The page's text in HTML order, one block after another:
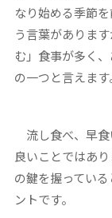
なり始める季節
う言葉がありま
む」食事が多く
の一つと言えます
流し食べ、早食
良いことではあ
の鍵を握ってい
ントです。